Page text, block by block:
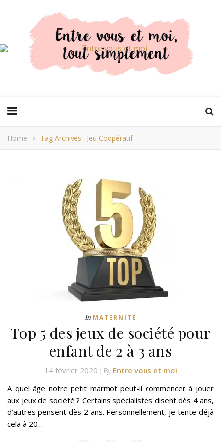
Home Tag Archives: Jeu Coopératif
In MATERNITÉ
Top 5 des jeux de société pour
enfant de 2 à 3 ans
14 février 2020 By Entre vous et moi
A quel âge notre petit marmot peut-il commencer à jouer
aux jeux de société ? Certains spécialistes disent dès 4 ans,
d’autres pensent dès 2 ans. Personnellement, je tente déjà
cela à 20…